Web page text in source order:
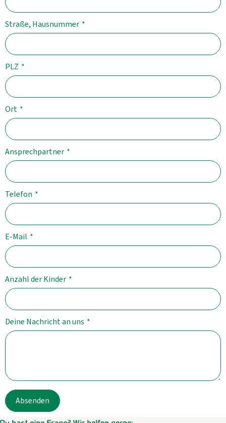
Straße, Hausnummer *
PLZ *
Ort *
Ansprechpartner *
Telefon *
E-Mail *
Anzahl der Kinder *
Deine Nachricht an uns *
Absenden